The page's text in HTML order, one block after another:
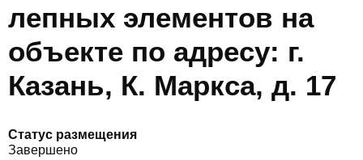
лепных элементов на
объекте по адресу: г.
Казань, К. Маркса, д. 17
Статус размещения
Завершено